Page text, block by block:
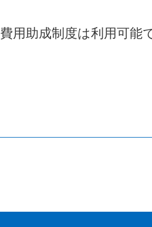
用助成制度は利用可能